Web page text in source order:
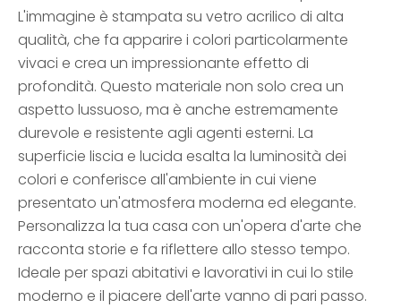
L'immagine è stampata su vetro acrilico di alta
qualità, che fa apparire i colori particolarmente
vivaci e crea un impressionante effetto di
profondità. Questo materiale non solo crea un
aspetto lussuoso, ma è anche estremamente
durevole e resistente agli agenti esterni. La
superficie liscia e lucida esalta la luminosità dei
colori e conferisce all'ambiente in cui viene
presentato un'atmosfera moderna ed elegante.
Personalizza la tua casa con un'opera d'arte che
racconta storie e fa riflettere allo stesso tempo.
Ideale per spazi abitativi e lavorativi in cui lo stile
moderno e il piacere dell'arte vanno di pari passo.